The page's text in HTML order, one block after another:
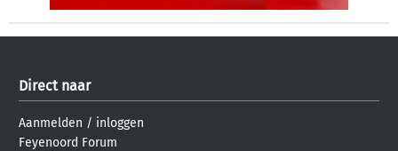
Direct naar
Aanmelden / inloggen
Feyenoord Forum